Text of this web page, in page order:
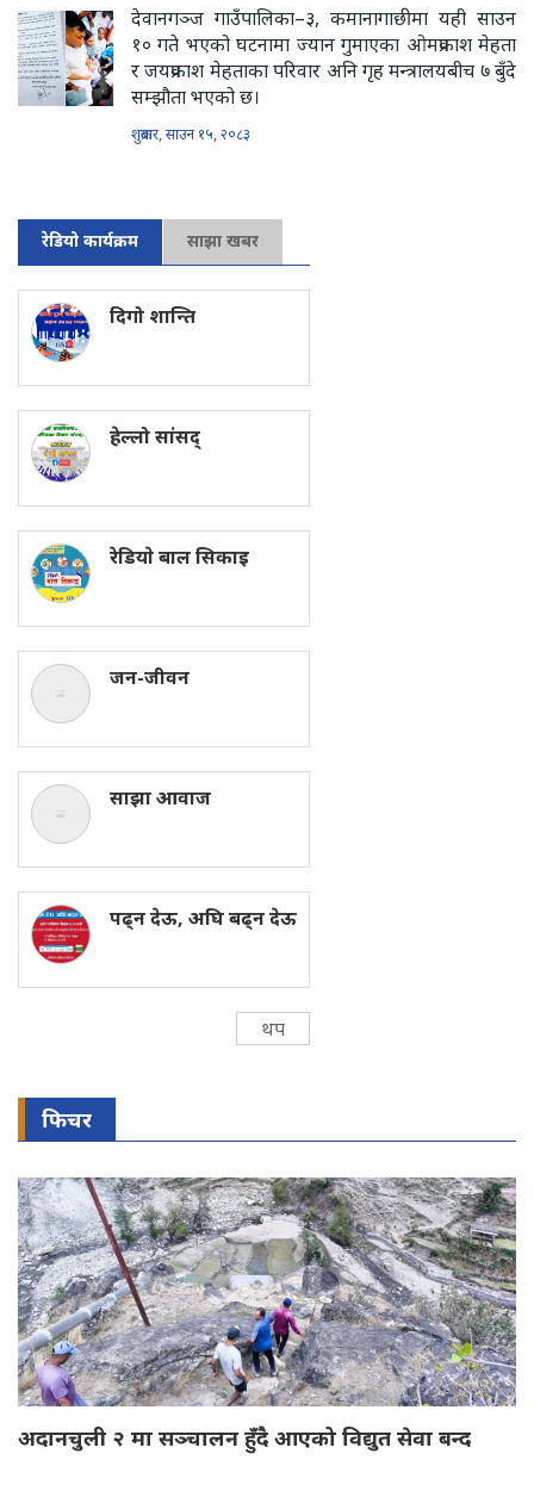
देवानगञ्ज गाउँपालिका–३, कमानागाछीमा यही साउन
१० गते भएको घटनामा ज्यान गुमाएका ओमप्रकाश मेहता
र जयप्रकाश मेहताका परिवार अनि गृह मन्त्रालयबीच ७ बुँदे
सम्झौता भएको छ।
शुक्रबार, साउन १५, २०८३
रेडियो कार्यक्रम साझा खबर
दिगो शान्ति
हेल्लो सांसद्
रेडियाे बाल सिकाइ
जन-जीवन
साझा आवाज
पढ्न देऊ, अघि बढ्न देऊ
थप
फिचर
अदानचुली २ मा सञ्चालन हुँदै आएको विद्युत सेवा बन्द